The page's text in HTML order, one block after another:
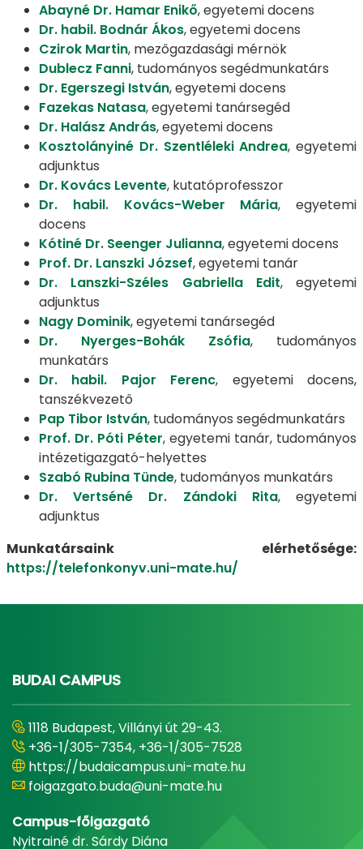
Abayné Dr. Hamar Enikő, egyetemi docens
Dr. habil. Bodnár Ákos, egyetemi docens
Czirok Martin, mezőgazdasági mérnök
Dublecz Fanni, tudományos segédmunkatárs
Dr. Egerszegi István, egyetemi docens
Fazekas Natasa, egyetemi tanársegéd
Dr. Halász András, egyetemi docens
Kosztolányiné Dr. Szentléleki Andrea, egyetemi
adjunktus
Dr. Kovács Levente, kutatóprofesszor
Dr. habil. Kovács-Weber Mária, egyetemi
docens
Kótiné Dr. Seenger Julianna, egyetemi docens
Prof. Dr. Lanszki József, egyetemi tanár
Dr. Lanszki-Széles Gabriella Edit, egyetemi
adjunktus
Nagy Dominik, egyetemi tanársegéd
Dr. Nyerges-Bohák Zsófia, tudományos
munkatárs
Dr. habil. Pajor Ferenc, egyetemi docens,
tanszékvezető
Pap Tibor István, tudományos segédmunkatárs
Prof. Dr. Póti Péter, egyetemi tanár, tudományos
intézetigazgató-helyettes
Szabó Rubina Tünde, tudományos munkatárs
Dr. Vertséné Dr. Zándoki Rita, egyetemi
adjunktus
Munkatársaink elérhetősége:
https://telefonkonyv.uni-mate.hu/
BUDAI CAMPUS
1118 Budapest, Villányi út 29-43.
+36-1/305-7354, +36-1/305-7528
https://budaicampus.uni-mate.hu
foigazgato.buda@uni-mate.hu
Campus-főigazgató
Nyitrainé dr. Sárdy Diána